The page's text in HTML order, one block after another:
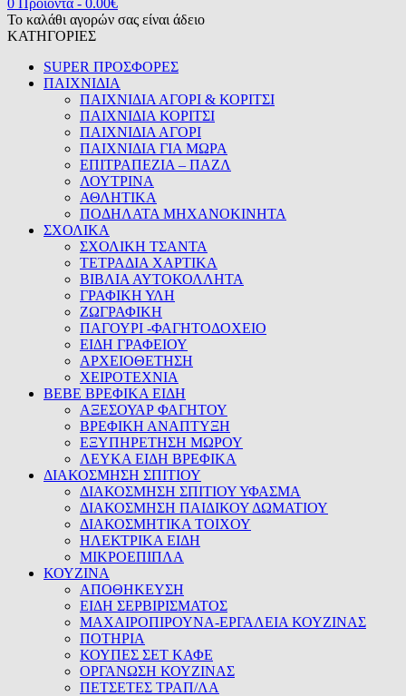
Το καλάθι αγορών σας είναι άδειο
ΚΑΤΗΓΟΡΙΕΣ
SUPER ΠΡΟΣΦΟΡΕΣ
ΠΑΙΧΝΙΔΙΑ
ΠΑΙΧΝΙΔΙΑ ΑΓΟΡΙ & ΚΟΡΙΤΣΙ
ΠΑΙΧΝΙΔΙΑ ΚΟΡΙΤΣΙ
ΠΑΙΧΝΙΔΙΑ ΑΓΟΡΙ
ΠΑΙΧΝΙΔΙΑ ΓΙΑ ΜΩΡΑ
ΕΠΙΤΡΑΠΕΖΙΑ – ΠΑΖΛ
ΛΟΥΤΡΙΝΑ
ΑΘΛΗΤΙΚΑ
ΠΟΔΗΛΑΤΑ ΜΗΧΑΝΟΚΙΝΗΤΑ
ΣΧΟΛΙΚΑ
ΣΧΟΛΙΚΗ ΤΣΑΝΤΑ
ΤΕΤΡΑΔΙΑ ΧΑΡΤΙΚΑ
ΒΙΒΛΙΑ ΑΥΤΟΚΟΛΛΗΤΑ
ΓΡΑΦΙΚΗ ΥΛΗ
ΖΩΓΡΑΦΙΚΗ
ΠΑΓΟΥΡΙ -ΦΑΓΗΤΟΔΟΧΕΙΟ
ΕΙΔΗ ΓΡΑΦΕΙΟΥ
ΑΡΧΕΙΟΘΕΤΗΣΗ
ΧΕΙΡΟΤΕΧΝΙΑ
BEBE ΒΡΕΦΙΚΑ ΕΙΔΗ
ΑΞΕΣΟΥΑΡ ΦΑΓΗΤΟΥ
ΒΡΕΦΙΚΗ ΑΝΑΠΤΥΞΗ
ΕΞΥΠΗΡΕΤΗΣΗ ΜΩΡΟΥ
ΛΕΥΚΑ ΕΙΔΗ ΒΡΕΦΙΚΑ
ΔΙΑΚΟΣΜΗΣΗ ΣΠΙΤΙΟΥ
ΔΙΑΚΟΣΜΗΣΗ ΣΠΙΤΙΟΥ ΥΦΑΣΜΑ
ΔΙΑΚΟΣΜΗΣΗ ΠΑΙΔΙΚΟΥ ΔΩΜΑΤΙΟΥ
ΔΙΑΚΟΣΜΗΤΙΚΑ ΤΟΙΧΟΥ
ΗΛΕΚΤΡΙΚΑ ΕΙΔΗ
ΜΙΚΡΟΕΠΙΠΛΑ
ΚΟΥΖΙΝΑ
ΑΠΟΘΗΚΕΥΣΗ
ΕΙΔΗ ΣΕΡΒΙΡΙΣΜΑΤΟΣ
ΜΑΧΑΙΡΟΠΙΡΟΥΝΑ-ΕΡΓΑΛΕΙΑ ΚΟΥΖΙΝΑΣ
ΠΟΤΗΡΙΑ
ΚΟΥΠΕΣ ΣΕΤ ΚΑΦΕ
ΟΡΓΑΝΩΣΗ ΚΟΥΖΙΝΑΣ
ΠΕΤΣΕΤΕΣ ΤΡΑΠ/ΛΑ